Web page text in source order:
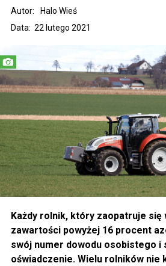
Data: 22 lutego 2021
Autor: Halo Wieś
Każdy rolnik, który zaopatruje się
zawartości powyżej 16 procent
swój numer dowodu osobistego i
oświadczenie. Wielu rolników nie